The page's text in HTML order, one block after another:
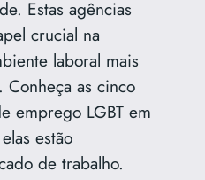
Estas agências
crucial na
laboral mais
Conheça as cinco
emprego LGBT em
estão
de trabalho.